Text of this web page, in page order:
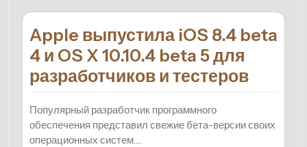
Apple выпустила iOS 8.4 beta
4 и OS X 10.10.4 beta 5 для
разработчиков и тестеров
Популярный разработчик программного
обеспечения представил свежие бета-версии своих
операционных систем.…